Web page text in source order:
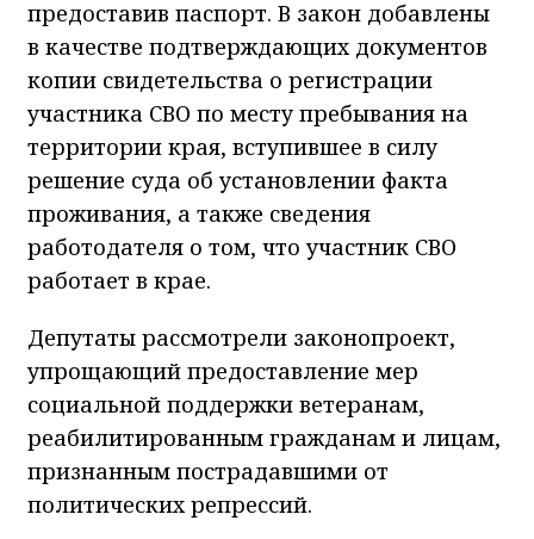
предоставив паспорт. В закон добавлены
в качестве подтверждающих документов
копии свидетельства о регистрации
участника СВО по месту пребывания на
территории края, вступившее в силу
решение суда об установлении факта
проживания, а также сведения
работодателя о том, что участник СВО
работает в крае.
Депутаты рассмотрели законопроект,
упрощающий предоставление мер
социальной поддержки ветеранам,
реабилитированным гражданам и лицам,
признанным пострадавшими от
политических репрессий.